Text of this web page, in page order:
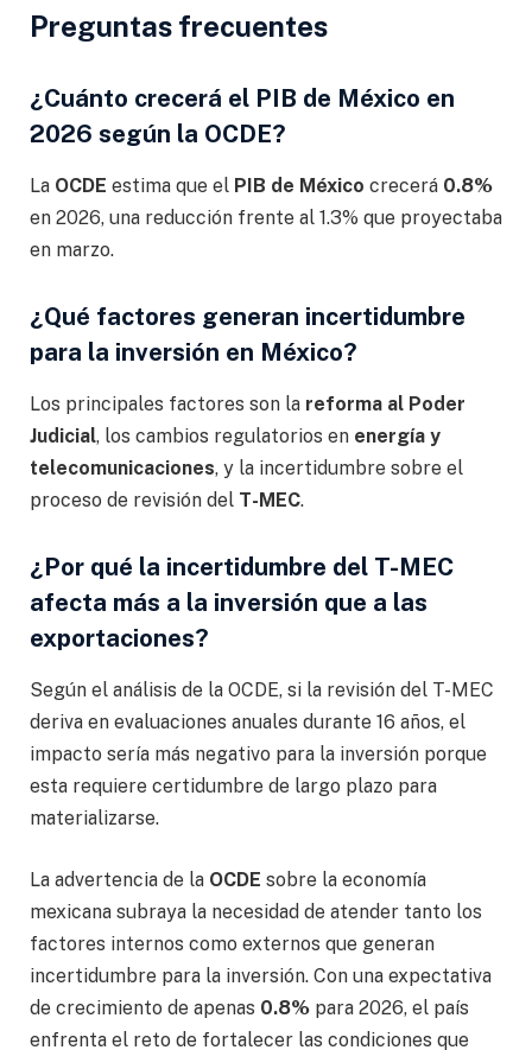
Preguntas frecuentes
¿Cuánto crecerá el PIB de México en
2026 según la OCDE?
La OCDE estima que el PIB de México crecerá 0.8%
en 2026, una reducción frente al 1.3% que proyectaba
en marzo.
¿Qué factores generan incertidumbre
para la inversión en México?
Los principales factores son la reforma al Poder
Judicial, los cambios regulatorios en energía y
telecomunicaciones, y la incertidumbre sobre el
proceso de revisión del T-MEC.
¿Por qué la incertidumbre del T-MEC
afecta más a la inversión que a las
exportaciones?
Según el análisis de la OCDE, si la revisión del T-MEC
deriva en evaluaciones anuales durante 16 años, el
impacto sería más negativo para la inversión porque
esta requiere certidumbre de largo plazo para
materializarse.
La advertencia de la OCDE sobre la economía
mexicana subraya la necesidad de atender tanto los
factores internos como externos que generan
incertidumbre para la inversión. Con una expectativa
de crecimiento de apenas 0.8% para 2026, el país
enfrenta el reto de fortalecer las condiciones que